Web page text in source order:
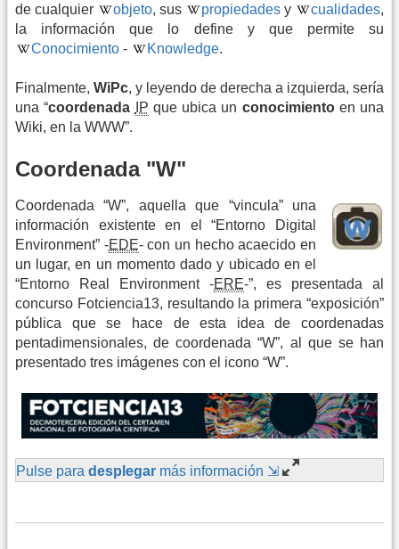
de cualquier
objeto, sus propiedades y cualidades,
la información que lo define y que permite su
Conocimiento - Knowledge.
Finalmente, WiPc, y leyendo de derecha a izquierda, sería
una “coordenada IP que ubica un conocimientoen una
Wiki, en la WWW”.
Coordenada "W"
Coordenada “W”, aquella que “vincula” una
información existente en el “Entorno Digital
Environment” -EDE- con un hecho acaecido en
un lugar, en un momento dado y ubicado en el
“Entorno Real Environment -ERE-”, es presentada al
concurso Fotciencia13, resultando la primera “exposición”
pública que se hace de esta idea de coordenadas
pentadimensionales, de coordenada “W”, al que se han
presentado tres imágenes con el icono “W”.
Pulse para desplegar más información ⇲